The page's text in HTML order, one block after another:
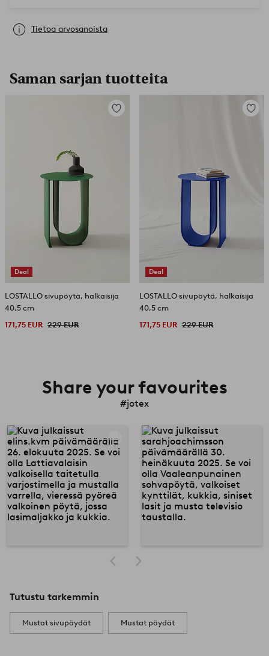
Tietoa arvosanoista
Saman sarjan tuotteita
Deal
Lisää
LOSTALLO sivupöytä, halkaisija
40,5 cm
171,75 EUR 229 EUR
Deal
Lisää
LOSTALLO sivupöytä, halkaisija
40,5 cm
171,75 EUR 229 EUR
Share your favourites
#jotex
Tutustu tarkemmin
Mustat sivupöydät Mustat pöydät